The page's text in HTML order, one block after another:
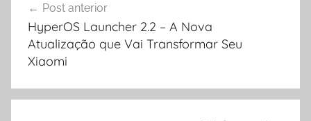
de
Post
Post anterior
HyperOS Launcher 2.2 – A Nova
Atualização que Vai Transformar Seu
Xiaomi